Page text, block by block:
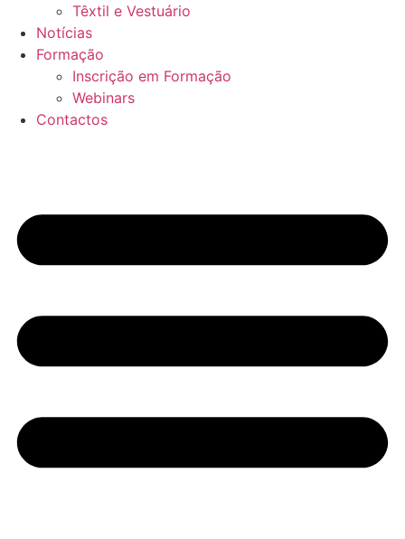
Têxtil e Vestuário
Notícias
Formação
Inscrição em Formação
Webinars
Contactos